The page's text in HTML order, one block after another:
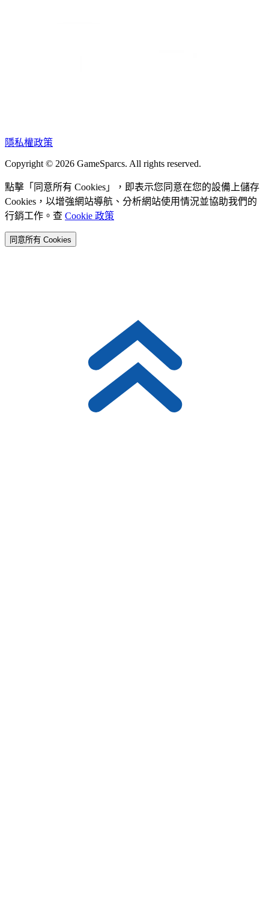
隱私權政策
Copyright © 2026 GameSparcs. All rights reserved.
點擊「同意所有 Cookies」，即表示您同意在您的設備上儲存
Cookies，以增強網站導航、分析網站使用情況並協助我們的
行銷工作。查 Cookie 政策
同意所有 Cookies